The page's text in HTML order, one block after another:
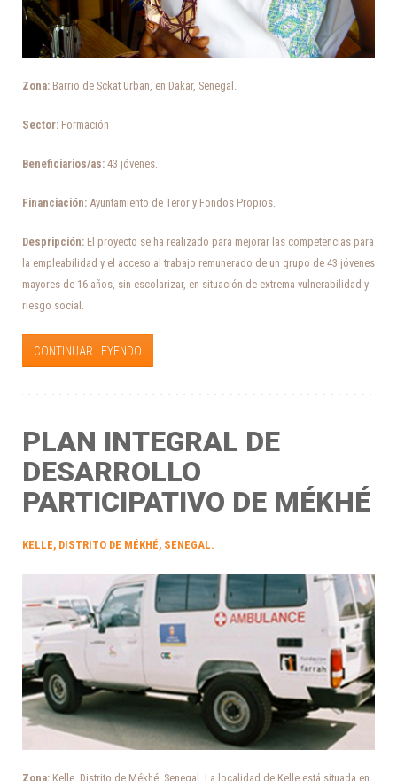
Zona: Barrio de Sckat Urban, en Dakar, Senegal.
Sector: Formación
Beneficiarios/as: 43 jóvenes.
Financiación: Ayuntamiento de Teror y Fondos Propios.
Despripción: El proyecto se ha realizado para mejorar las competencias para
la empleabilidad y el acceso al trabajo remunerado de un grupo de 43 jóvenes
mayores de 16 años, sin escolarizar, en situación de extrema vulnerabilidad y
riesgo social.
CONTINUAR LEYENDO
PLAN INTEGRAL DE
DESARROLLO
PARTICIPATIVO DE MÉKHÉ
KELLE, DISTRITO DE MÉKHÉ, SENEGAL.
Zona: Kelle, Distrito de Mékhé, Senegal. La localidad de Kelle está situada en